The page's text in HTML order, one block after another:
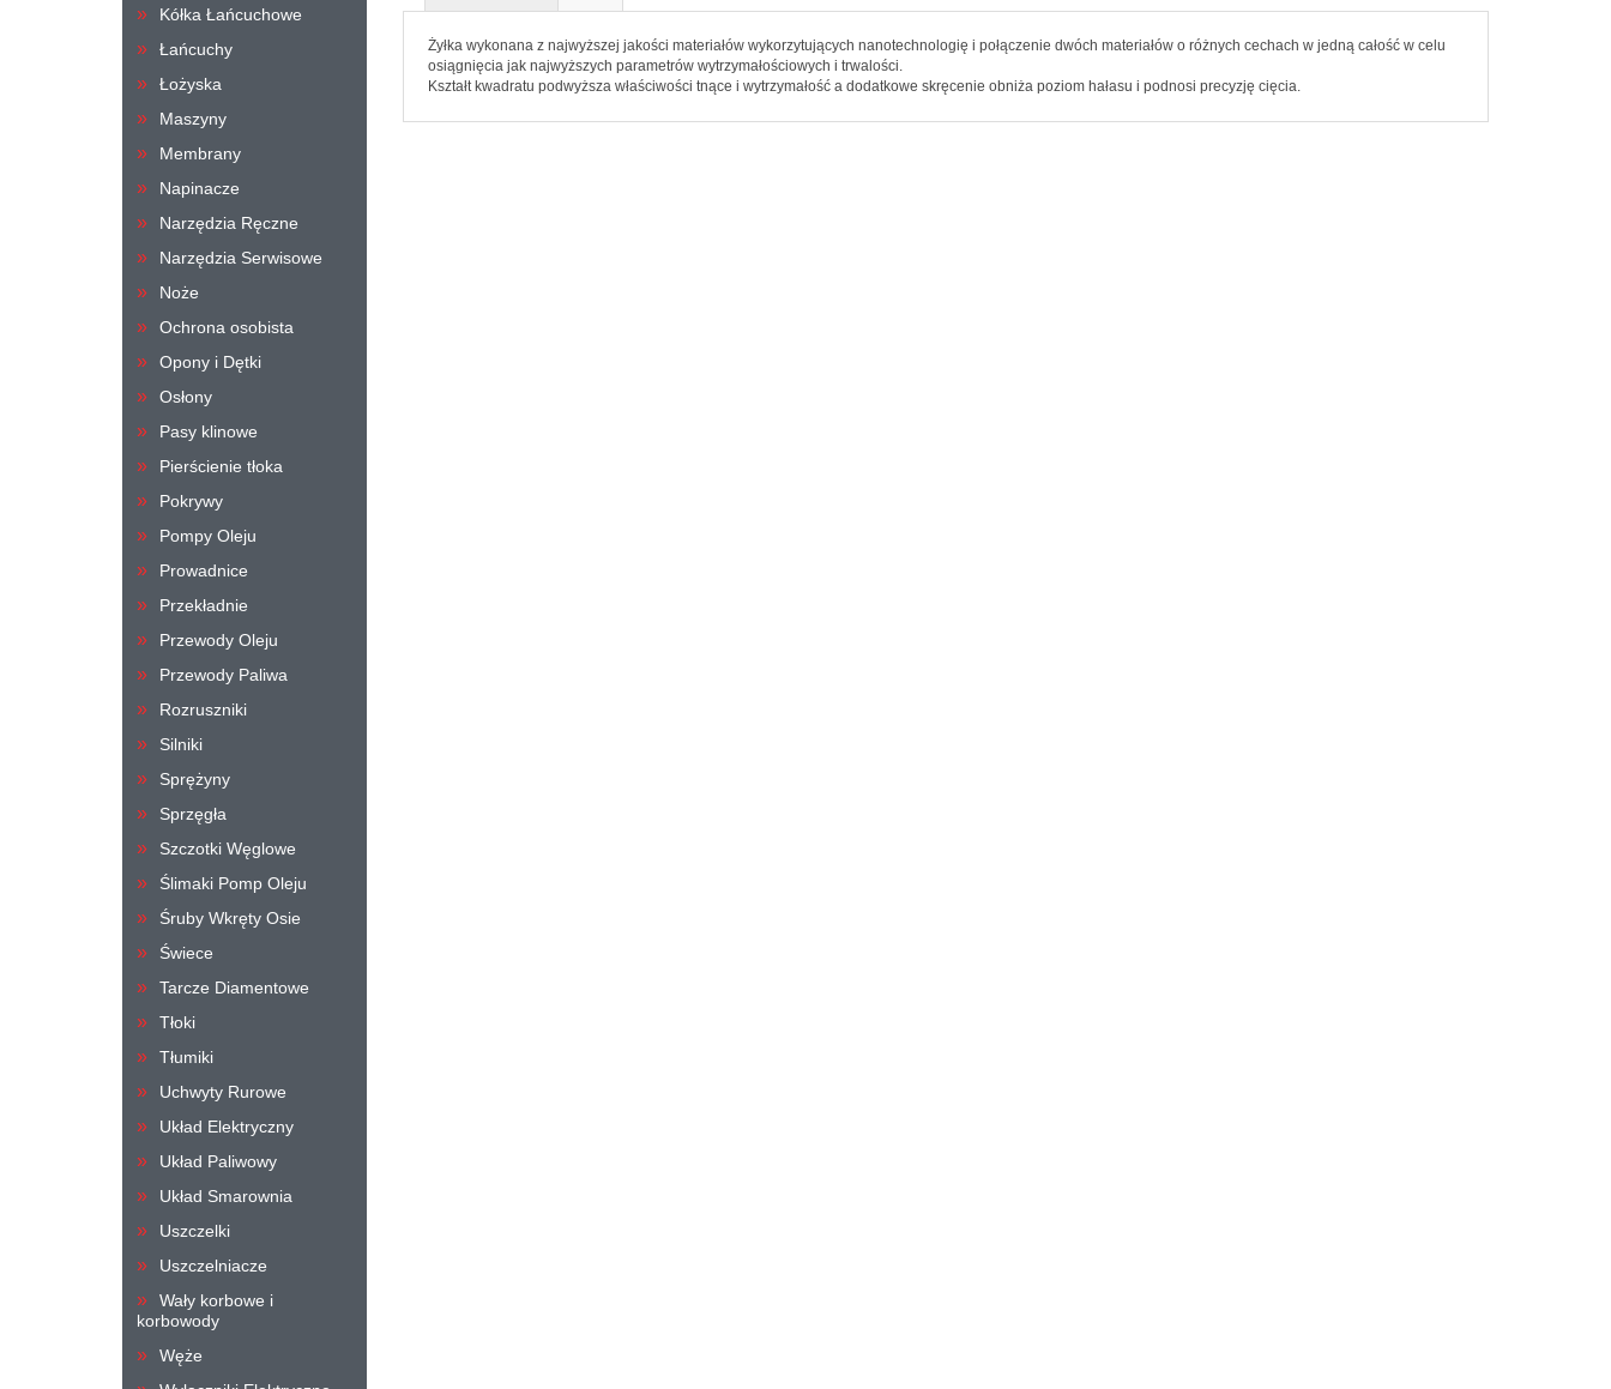
Kółka Łańcuchowe
Łańcuchy
Łożyska
Maszyny
Membrany
Napinacze
Narzędzia Ręczne
Narzędzia Serwisowe
Noże
Ochrona osobista
Opony i Dętki
Osłony
Pasy klinowe
Pierścienie tłoka
Pokrywy
Pompy Oleju
Prowadnice
Przekładnie
Przewody Oleju
Przewody Paliwa
Rozruszniki
Silniki
Sprężyny
Sprzęgła
Szczotki Węglowe
Ślimaki Pomp Oleju
Śruby Wkręty Osie
Świece
Tarcze Diamentowe
Tłoki
Tłumiki
Uchwyty Rurowe
Układ Elektryczny
Układ Paliwowy
Układ Smarownia
Uszczelki
Uszczelniacze
Wały korbowe i
korbowody
Węże
Żyłka wykonana z najwyższej jakości materiałów wykorzytujących nanotechnologię i połączenie dwóch materiałów o różnych cechach w jedną całość w celu
osiągnięcia jak najwyższych parametrów wytrzymałościowych i trwalości.
Kształt kwadratu podwyższa właściwości tnące i wytrzymałość a dodatkowe skręcenie obniża poziom hałasu i podnosi precyzję cięcia.